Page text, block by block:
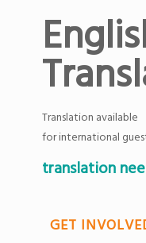
Translation available
for international
translation
GET